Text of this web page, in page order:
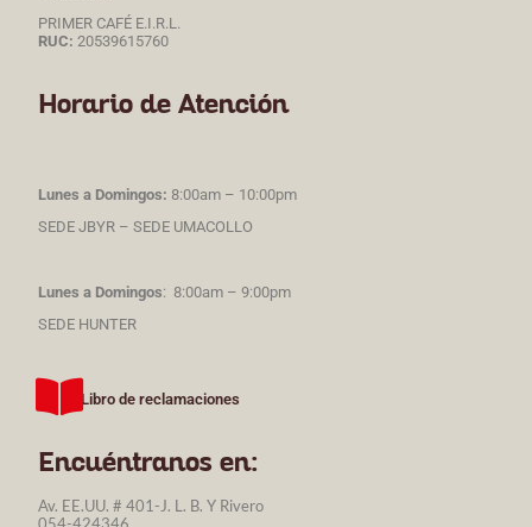
PRIMER CAFÉ E.I.R.L.
RUC: 20539615760
Horario de Atención
Lunes a Domingos: 8:00am – 10:00pm
SEDE JBYR – SEDE UMACOLLO
Lunes a Domingos: 8:00am – 9:00pm
SEDE HUNTER
Libro de reclamaciones
Encuéntranos en:
Av. EE.UU. # 401-J. L. B. Y Rivero
054-424346